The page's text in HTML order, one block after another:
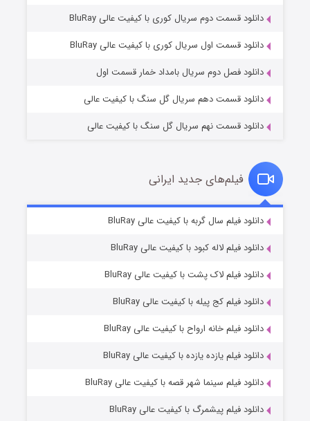
مردگان متحرک: شهر مرده ۳
قسمت۲ (زیرنویس) منتشر شد
قسمت۷ (زیرنویس) منتشر شد
دانلود قسمت دوم سریال کوری با کیفیت عالی BluRay
دانلود قسمت اول سریال کوری با کیفیت عالی BluRay
دانلود فصل دوم سریال بامداد خمار قسمت اول
دانلود قسمت دهم سریال گل سنگ با کیفیت عالی
دانلود قسمت نهم سریال گل سنگ با کیفیت عالی
فیلم‌های جدید ایرانی
دانلود فیلم سال گربه با کیفیت عالی BluRay
دانلود فیلم لاله کبود با کیفیت عالی BluRay
دانلود فیلم لاک پشت با کیفیت عالی BluRay
دانلود فیلم کج‌ پیله با کیفیت عالی BluRay
دانلود فیلم خانه ارواح با کیفیت عالی BluRay
دانلود فیلم یازده یازده با کیفیت عالی BluRay
دانلود فیلم سینما شهر قصه با کیفیت عالی BluRay
دانلود فیلم پیشمرگ با کیفیت عالی BluRay